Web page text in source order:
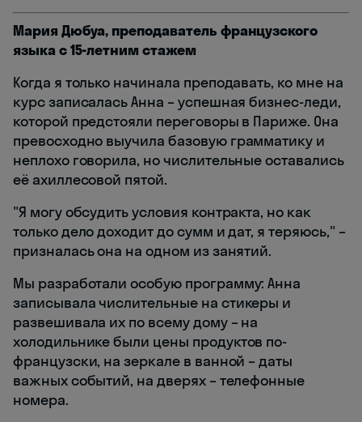
Мария Дюбуа, преподаватель французского
языка с 15-летним стажем
Когда я только начинала преподавать, ко мне на
курс записалась Анна – успешная бизнес-леди,
которой предстояли переговоры в Париже. Она
превосходно выучила базовую грамматику и
неплохо говорила, но числительные оставались
её ахиллесовой пятой.
"Я могу обсудить условия контракта, но как
только дело доходит до сумм и дат, я теряюсь," –
призналась она на одном из занятий.
Мы разработали особую программу: Анна
записывала числительные на стикеры и
развешивала их по всему дому – на
холодильнике были цены продуктов по-
французски, на зеркале в ванной – даты
важных событий, на дверях – телефонные
номера.